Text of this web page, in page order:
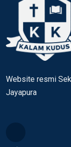
Website resmi
Jayapura